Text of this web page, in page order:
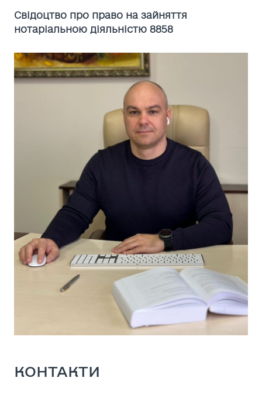
Cвідоцтво про право на зайняття
нотаріальною діяльністю 8858
КОНТАКТИ